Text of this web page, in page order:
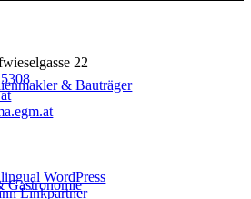
& Bauträger
Gastronomie
22